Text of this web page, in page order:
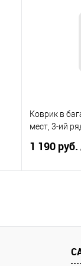
Купить в
Коврик в
мест, 3-ий
1 190 руб.
Купить в 1
В